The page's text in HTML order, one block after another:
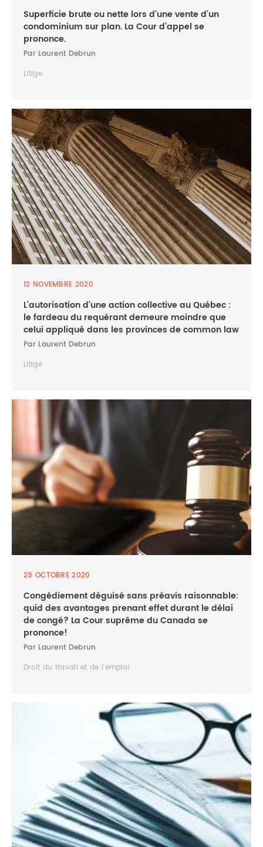
Superficie brute ou nette lors d’une vente d’un
condominium sur plan. La Cour d’appel se
prononce.
Par Laurent Debrun
Litige
12 NOVEMBRE 2020
L’autorisation d’une action collective au Québec :
le fardeau du requérant demeure moindre que
celui appliqué dans les provinces de common law
Par Laurent Debrun
Litige
29 OCTOBRE 2020
Congédiement déguisé sans préavis raisonnable:
quid des avantages prenant effet durant le délai
de congé? La Cour suprême du Canada se
prononce!
Par Laurent Debrun
Droit du travail et de l'emploi